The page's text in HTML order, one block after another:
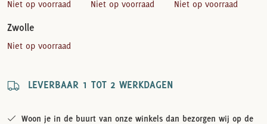
Niet op voorraad Niet op voorraad Niet op voorraad
Zwolle
Niet op voorraad
LEVERBAAR 1 TOT 2 WERKDAGEN
Woon je in de buurt van onze winkels dan bezorgen wij op de